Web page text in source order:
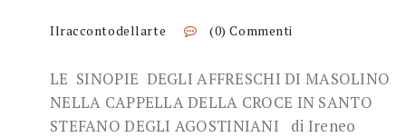
Ilraccontodellarte (0) Commenti
LE SINOPIE DEGLI AFFRESCHI DI MASOLINO
NELLA CAPPELLA DELLA CROCE IN SANTO
STEFANO DEGLI AGOSTINIANI di Ireneo